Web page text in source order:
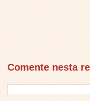
Comente nesta